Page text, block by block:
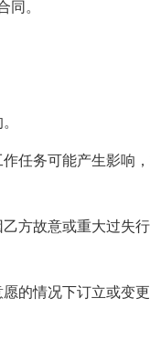
同。
任务可能产生影响
方故意或重大过失
的情况下订立或变